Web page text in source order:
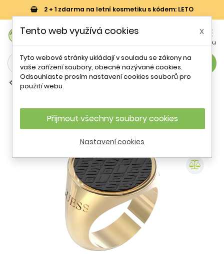
2 + 1 zdarma na letní kosmetiku s kódem: LETO

Menu
search
Prsteny bez kamínku
JUMR03222JWYGBK Guess / Obvod: 60
mm - 60 mm
Tento web využívá cookies x
Tyto webové stránky ukládají v souladu se zákony na
vaše zařízení soubory, obecně nazývané cookies.
Odsouhlaste prosím nastavení cookies souborů pro
použití webu.
Přijmout všechny soubory cookies
Nastavení cookies